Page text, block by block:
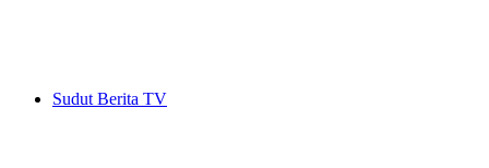
Sudut Berita TV